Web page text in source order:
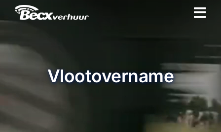
naar
Vlootovername